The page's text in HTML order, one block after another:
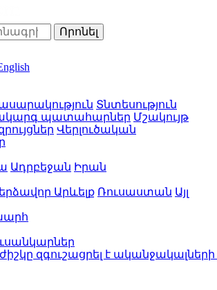
Տնտեսություն
պատահարներ Մշակույթ
Վերլուծական
Ադրբեջան Իրան
Արևելք Ռուսաստան Այլ
զգուշացրել է ականջակալների